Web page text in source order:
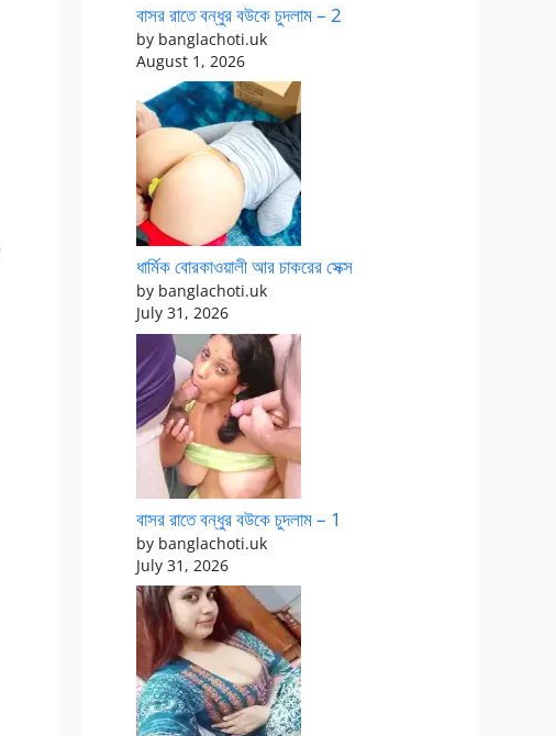
বাসর রাতে বন্ধুর বউকে চুদলাম – 2
by banglachoti.uk
August 1, 2026
ধার্মিক বোরকাওয়ালী আর চাকরের সেক্স
by banglachoti.uk
July 31, 2026
বাসর রাতে বন্ধুর বউকে চুদলাম – 1
by banglachoti.uk
July 31, 2026